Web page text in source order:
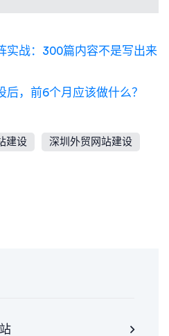
实战：300篇内容不是写出来
后，前6个月应该做什么？
建设 深圳外贸网站建设